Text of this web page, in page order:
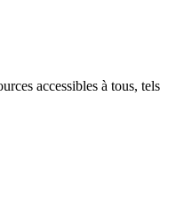
accessibles à tous, tels